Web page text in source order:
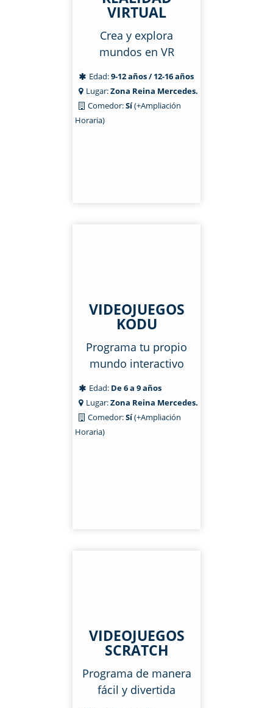
VIRTUAL
Crea y explora
mundos en VR
Edad:9-12 años / 12-16 años
Lugar:Zona Reina Mercedes.
Comedor:Sí(+Ampliación
Horaria)
VIDEOJUEGOS
KODU
Programa tu propio
mundo interactivo
Edad: De 6 a 9 años
Lugar:Zona Reina Mercedes.
Comedor:Sí(+Ampliación
Horaria)
VIDEOJUEGOS
SCRATCH
Programa de manera
fácil y divertida